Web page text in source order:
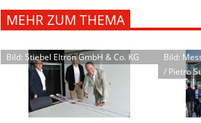
MEHR ZUM THEMA
Bild: Stiebel Eltron GmbH & Co. KG
Bild:
/ Pietro